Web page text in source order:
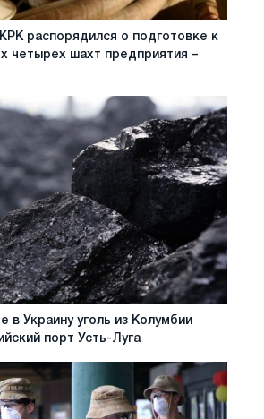
распорядился о подготовке к
четырех шахт предприятия –
в Украину уголь из Колумбии
порт Усть-Луга